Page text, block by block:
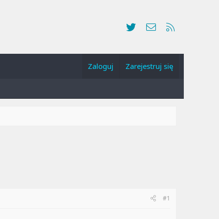
Twitter Kontakt
Zaloguj Zarejestruj się
#1